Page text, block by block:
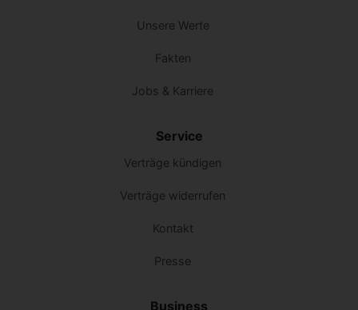
Unsere Werte
Fakten
Jobs & Karriere
Service
Verträge kündigen
Verträge widerrufen
Kontakt
Presse
Business